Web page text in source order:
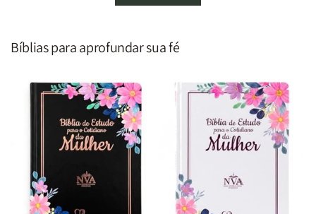
o
Coração
Deus
Ribeiro
o
Deus
|
Adriel
Ribeiro
|
Penkal
Penkal
Bíblias para aprofundar sua fé